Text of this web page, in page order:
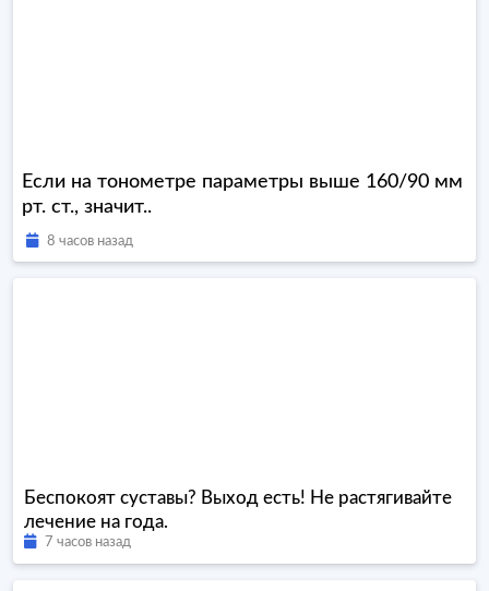
Если на тонометре параметры выше 160/90 мм
рт. ст., значит..
8 часов назад
Беспокоят суставы? Выход есть! Не растягивайте
лечение на года.
7 часов назад